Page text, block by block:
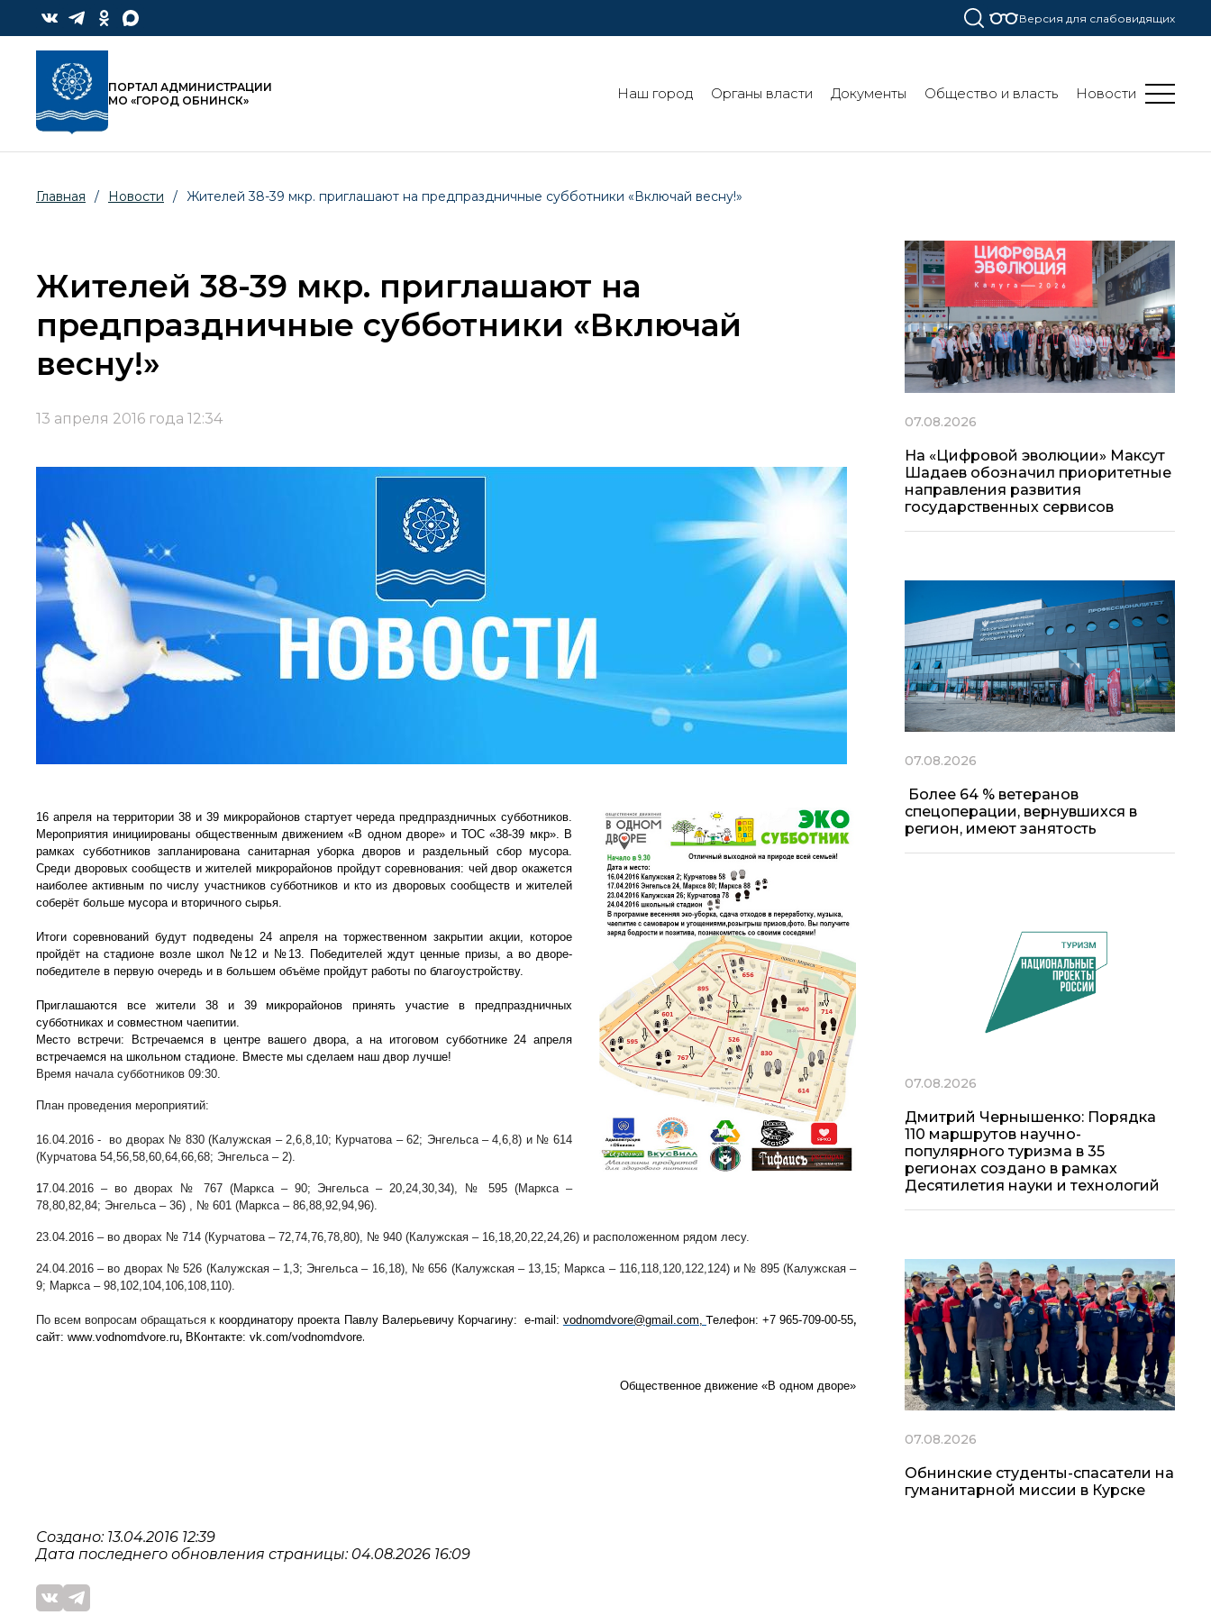
Версия для слабовидящих
ПОРТАЛ АДМИНИСТРАЦИИ
МО «ГОРОД ОБНИНСК»
Наш город Органы власти Документы Общество и власть Новости
Главная / Новости / Жителей 38-39 мкр. приглашают на предпраздничные субботники «Включай весну!»
Жителей 38-39 мкр. приглашают на
предпраздничные субботники «Включай
весну!»
13 апреля 2016 года 12:34
16 апреля на территории 38 и 39 микрорайонов стартует череда предпраздничных субботников.
Мероприятия инициированы общественным движением «В одном дворе» и ТОС «38-39 мкр». В
рамках субботников запланирована санитарная уборка дворов и раздельный сбор мусора.
Среди дворовых сообществ и жителей микрорайонов пройдут соревнования: чей двор окажется
наиболее активным по числу участников субботников и кто из дворовых сообществ и жителей
соберёт больше мусора и вторичного сырья.
Итоги соревнований будут подведены 24 апреля на торжественном закрытии акции, которое
пройдёт на стадионе возле школ №12 и №13. Победителей ждут ценные призы, а во дворе-
победителе в первую очередь и в большем объёме пройдут работы по благоустройству.
Приглашаются все жители 38 и 39 микрорайонов принять участие в предпраздничных
субботниках и совместном чаепитии.
Место встречи: Встречаемся в центре вашего двора, а на итоговом субботнике 24 апреля
встречаемся на школьном стадионе. Вместе мы сделаем наш двор лучше!
Время начала субботников 09:30.
План проведения мероприятий:
16.04.2016 - во дворах № 830 (Калужская – 2,6,8,10; Курчатова – 62; Энгельса – 4,6,8) и № 614
(Курчатова 54,56,58,60,64,66,68; Энгельса – 2).
17.04.2016 – во дворах № 767 (Маркса – 90; Энгельса – 20,24,30,34), № 595 (Маркса –
78,80,82,84; Энгельса – 36) , № 601 (Маркса – 86,88,92,94,96).
23.04.2016 – во дворах № 714 (Курчатова – 72,74,76,78,80), № 940 (Калужская – 16,18,20,22,24,26) и расположенном рядом лесу.
24.04.2016 – во дворах № 526 (Калужская – 1,3; Энгельса – 16,18), № 656 (Калужская – 13,15; Маркса – 116,118,120,122,124) и № 895 (Калужская –
9; Маркса – 98,102,104,106,108,110).
По всем вопросам обращаться ккоординатору проекта Павлу Валерьевичу Корчагину: e-mail : vodnomdvore@gmail .com,телефон: +7 965-709-00-55,
cайт: www.vodnomdvore.ru, ВКонтакте: vk.com/vodnomdvore.
Общественное движение «В одном дворе»
Создано: 13.04.2016 12:39
Дата последнего обновления страницы: 04.08.2026 16:09
07.08.2026
На «Цифровой эволюции» Максут
Шадаев обозначил приоритетные
направления развития
государственных сервисов
07.08.2026
Более 64 % ветеранов
спецоперации, вернувшихся в
регион, имеют занятость
07.08.2026
Дмитрий Чернышенко: Порядка
110 маршрутов научно-
популярного туризма в 35
регионах создано в рамках
Десятилетия науки и технологий
07.08.2026
Обнинские студенты-спасатели на
гуманитарной миссии в Курске